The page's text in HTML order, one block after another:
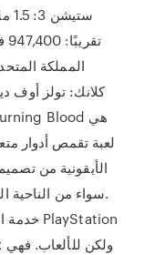
لعبة تقمص أدوار